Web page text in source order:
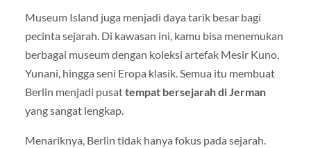
Museum Island juga menjadi daya tarik besar bagi
pecinta sejarah. Di kawasan ini, kamu bisa menemukan
berbagai museum dengan koleksi artefak Mesir Kuno,
Yunani, hingga seni Eropa klasik. Semua itu membuat
Berlin menjadi pusattempat bersejarah di Jerman
yang sangat lengkap.
Menariknya, Berlin tidak hanya fokus pada sejarah.